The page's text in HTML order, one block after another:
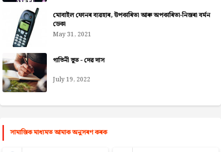
মোবাইল ফোনৰ ব্যৱহাৰ, উপকাৰিতা আৰু অপকাৰিতা-নিজৰা বৰ্মন
ডেকা
May 31, 2021
গাভিনী ভূত - দেৱ দাস
July 19, 2022
সামাজিক মাধ্যমত আমাক অনুসৰণ কৰক